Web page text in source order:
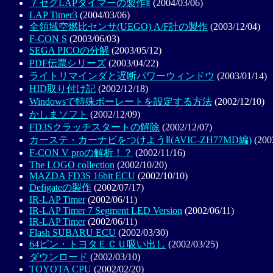
７セグLAPタイマーの製作Ⅱ
(2004/03/06)
LAP Timer3 (2004/03/06)
全領域空燃比センサ(UEGO) A/F計の製作 (2003/12/04)
F-CON S (2003/06/03)
SEGA PICOの分解 (2003/05/12)
PDF伝票シリーズ (2003/04/22)
ライトリマインダと遅断パワーウィンドウ (2003/01/14)
HID取り付け記 (2002/12/18)
Windowsで特殊ボーレートを設定する方法 (2002/12/10)
かしまソフト (2002/12/09)
FD3Sクラッチスタートの解除 (2002/12/07)
カーステ・カーナビをつけようⅡ(AVIC-ZH77MD編)
F-CON V proの解析！？ (2002/11/16)
The LOGO collection (2002/10/20)
MAZDA FD3S 16bit ECU (2002/10/10)
Defigateの製作 (2002/07/17)
IR-LAP Timer(2002/06/11)
IR-LAP Timer 7 Segment LED Version (2002/06/11)
IR-LAP Timer(2002/06/11)
Flash SUBARU ECU (2002/03/30)
64ピン・トヨタＥＣＵ吸い出し (2002/03/25)
ダウンロード (2002/03/10)
TOYOTA CPU (2002/02/20)